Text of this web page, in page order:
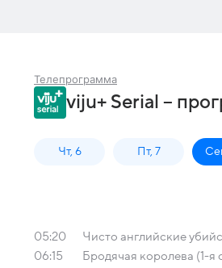
Телепрограмма
viju+ Serial –
Чт, 6 Пт, 7
05:20
Чисто английские
06:15
Бродячая королева (1-я